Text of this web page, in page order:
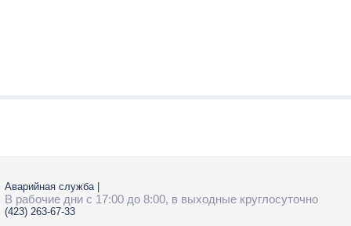
Аварийная служба |
В рабочие дни с 17:00 до 8:00, в выходные круглосуточно
(423) 263-67-33